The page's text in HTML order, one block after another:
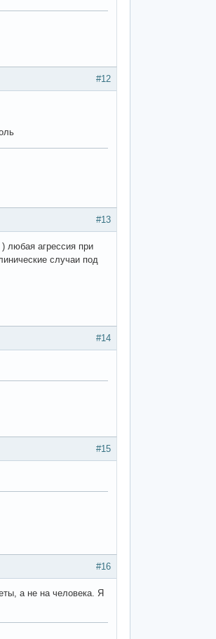
#12
#13
любая агрессия при
случаи под
#14
#15
#16
а не на человека. Я